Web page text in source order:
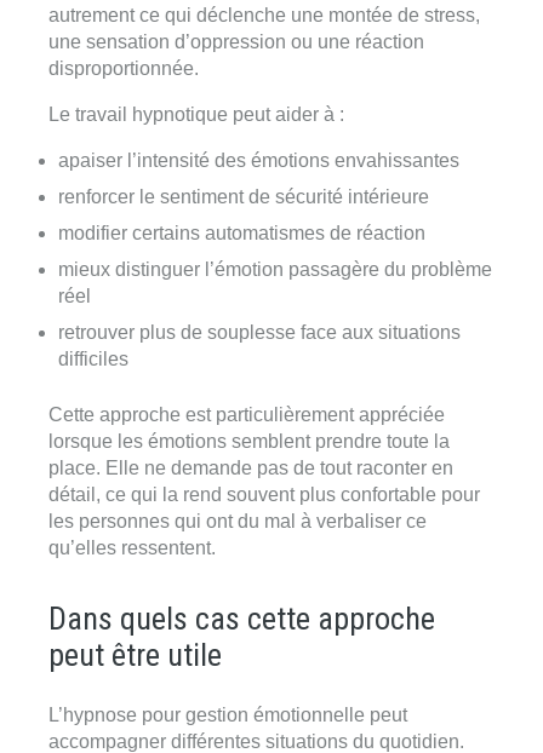
autrement ce qui déclenche une montée de stress,
une sensation d’oppression ou une réaction
disproportionnée.
Le travail hypnotique peut aider à :
apaiser l’intensité des émotions envahissantes
renforcer le sentiment de sécurité intérieure
modifier certains automatismes de réaction
mieux distinguer l’émotion passagère du problème
réel
retrouver plus de souplesse face aux situations
difficiles
Cette approche est particulièrement appréciée
lorsque les émotions semblent prendre toute la
place. Elle ne demande pas de tout raconter en
détail, ce qui la rend souvent plus confortable pour
les personnes qui ont du mal à verbaliser ce
qu’elles ressentent.
Dans quels cas cette approche
peut être utile
L’hypnose pour gestion émotionnelle peut
accompagner différentes situations du quotidien.